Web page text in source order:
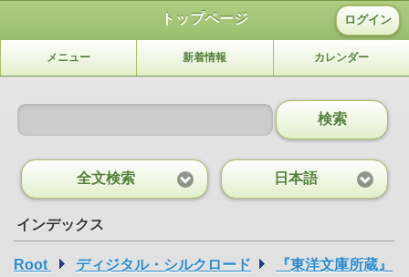
トップページ ログイン
メニュー 新着情報 カレンダー
検索
全文検索 日本語
インデックス
Root ディジタル・シルクロード
『東洋文庫所蔵』